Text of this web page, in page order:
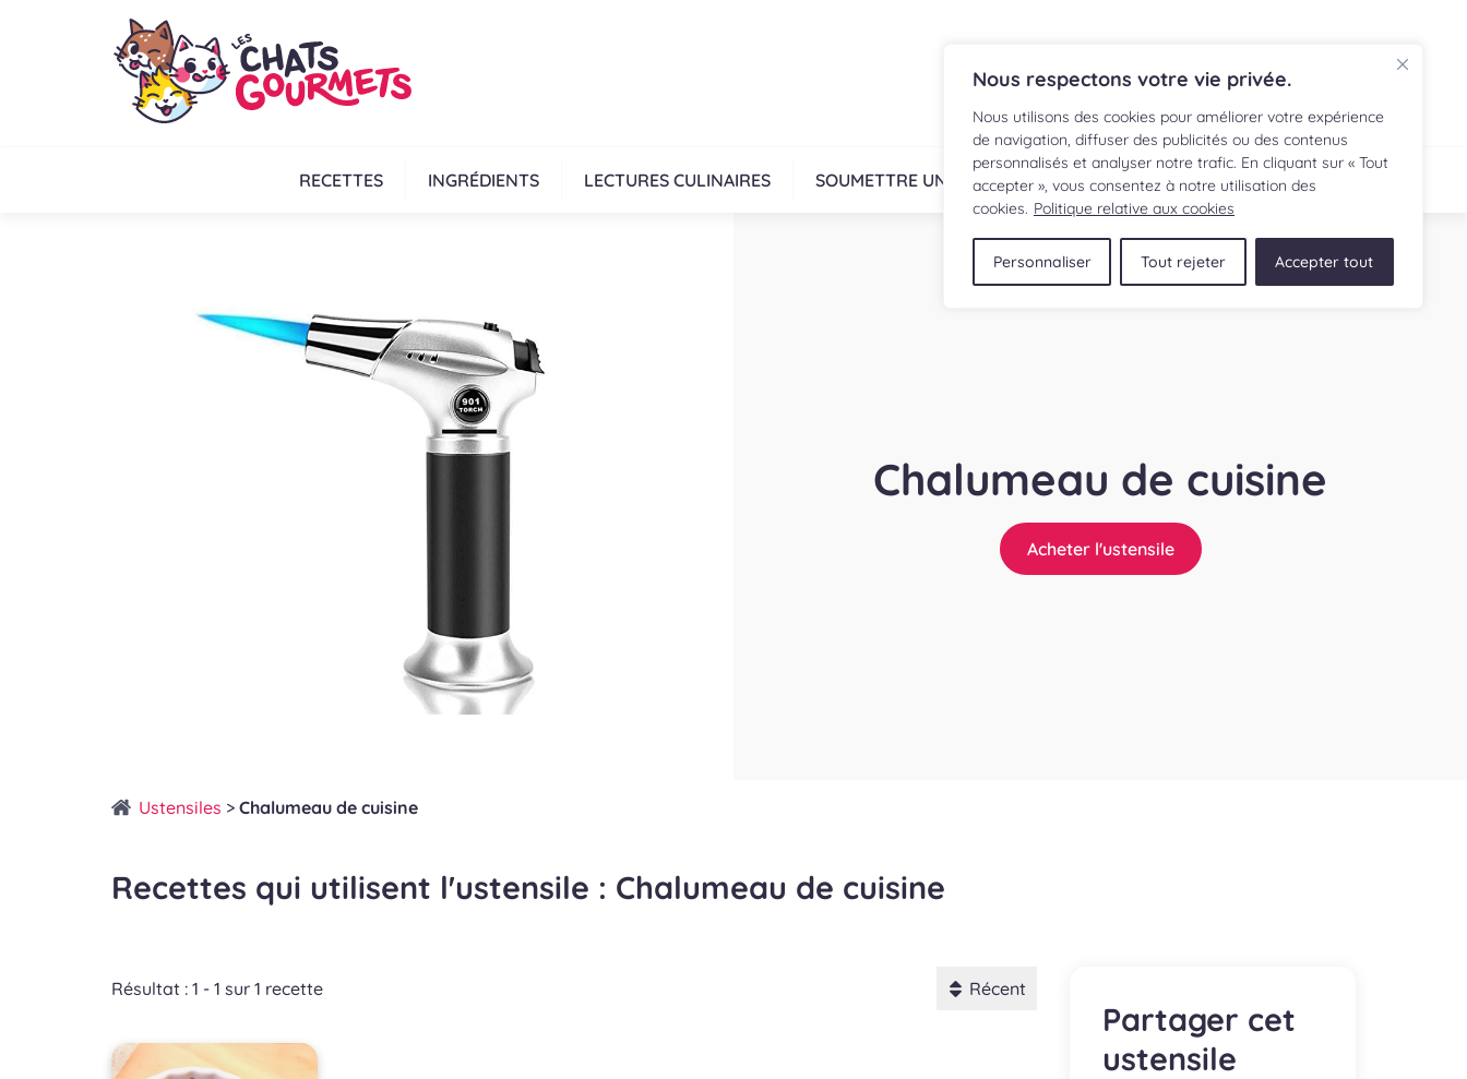
Nous respectons votre vie privée.
Nous utilisons des cookies pour améliorer votre expérience
de navigation, diffuser des publicités ou des contenus
personnalisés et analyser notre trafic. En cliquant sur « Tout
accepter », vous consentez à notre utilisation des
cookies. Politique relative aux cookies
Personnaliser Tout rejeter Accepter tout
RECETTES INGRÉDIENTS LECTURES CULINAIRES SOUMETTRE UNE RECETTE BOUTIQUE
Chalumeau de cuisine
Acheter l'ustensile
Ustensiles > Chalumeau de cuisine
Recettes qui utilisent l'ustensile : Chalumeau de cuisine
Résultat : 1 - 1 sur 1 recette Récent
Partager cet
ustensile